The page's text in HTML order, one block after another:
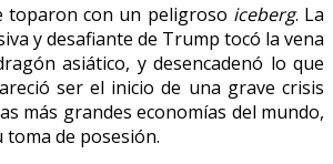
toparon con un peligroso iceberg. La
y desafiante de Trump tocó la vena
asiático, y desencadenó lo que
ser el inicio de una grave crisis
más grandes economías del mundo,
toma de posesión.